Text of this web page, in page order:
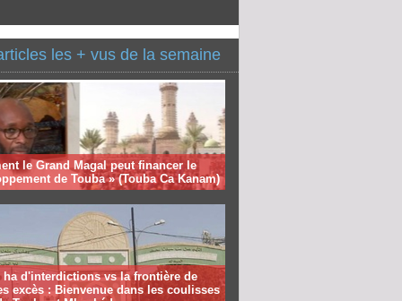
les + vus de la semaine
le Grand Magal peut financer le
de Touba » (Touba Ca Kanam)
ha d'interdictions vs la frontière de
excès : Bienvenue dans les coulisses